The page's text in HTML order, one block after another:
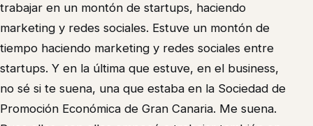
trabajar en un montón de startups, haciendo
marketing y redes sociales. Estuve un montón de
tiempo haciendo marketing y redes sociales entre
startups. Y en la última que estuve, en el business,
no sé si te suena, una que estaba en la Sociedad de
Promoción Económica de Gran Canaria. Me suena.